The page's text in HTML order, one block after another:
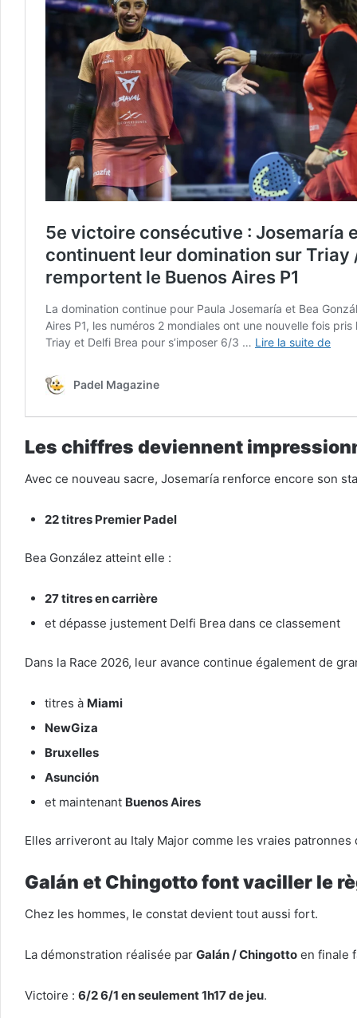
Les chiffres deviennent
Avec ce nouveau sacre, Josemaría renforce encore son
22 titres Premier Padel
Bea González atteint elle :
27 titres en carrière
et dépasse justement Delfi Brea dans ce classement
Dans la Race 2026, leur avance continue également de
titres à Miami
NewGiza
Bruxelles
Asunción
et maintenant Buenos Aires
Elles arriveront au Italy Major comme les vraies
Galán et Chingotto font vaciller le
Chez les hommes, le constat devient tout aussi fort.
La démonstration réalisée par Galán / Chingotto en finale
Victoire : 6/2 6/1 en seulement 1h17 de jeu.